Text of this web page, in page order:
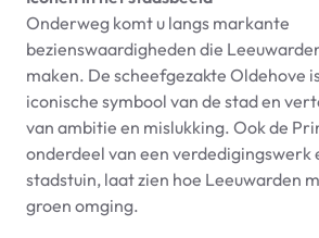
Onderweg komt u langs markante
bezienswaardigheden die
maken. De scheefgezakte Oldehove
iconische symbool van de stad en
van ambitie en mislukking. Ook de
onderdeel van een verdedigingswerk
stadstuin, laat zien hoe Leeuwarden
groen omging.